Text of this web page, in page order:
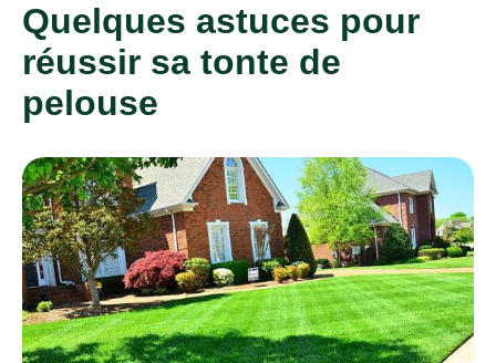
Quelques astuces pour
réussir sa tonte de
pelouse